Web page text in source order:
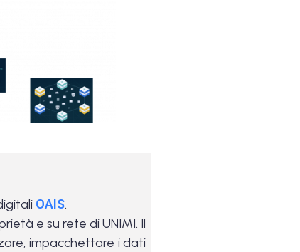
OAIS.
e su rete di UNIMI. Il
impacchettare i dati